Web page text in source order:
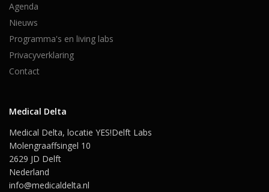
Agenda
Nieuws
Programma's en living labs
Privacyverklaring
Contact
Medical Delta
Medical Delta, locatie YES!Delft Labs
Molengraaffsingel 10
2629 JD Delft
Nederland
info@medicaldelta.nl